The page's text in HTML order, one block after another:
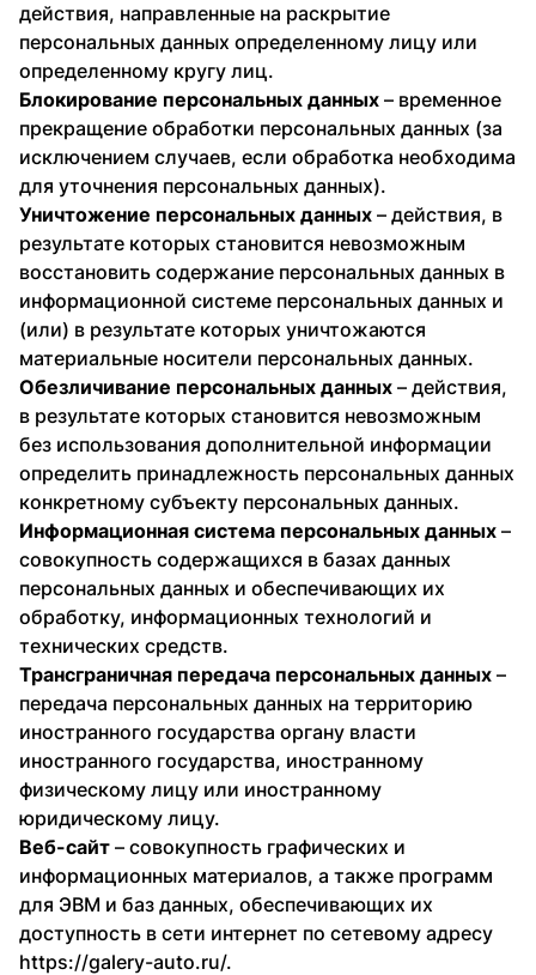
действия, направленные на раскрытие
персональных данных определенному лицу или
определенному кругу лиц.
Блокирование персональных данных – временное
прекращение обработки персональных данных (за
исключением случаев, если обработка необходима
для уточнения персональных данных).
Уничтожение персональных данных – действия, в
результате которых становится невозможным
восстановить содержание персональных данных в
информационной системе персональных данных и
(или) в результате которых уничтожаются
материальные носители персональных данных.
Обезличивание персональных данных – действия,
в результате которых становится невозможным
без использования дополнительной информации
определить принадлежность персональных данных
конкретному субъекту персональных данных.
Информационная система персональных данных –
совокупность содержащихся в базах данных
персональных данных и обеспечивающих их
обработку, информационных технологий и
технических средств.
Трансграничная передача персональных данных –
передача персональных данных на территорию
иностранного государства органу власти
иностранного государства, иностранному
физическому лицу или иностранному
юридическому лицу.
Веб-сайт – совокупность графических и
информационных материалов, а также программ
для ЭВМ и баз данных, обеспечивающих их
доступность в сети интернет по сетевому адресу
https://galery-auto.ru/.